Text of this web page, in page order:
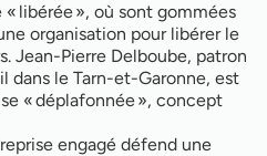
libérée », où sont gommées
organisation pour libérer le
Jean-Pierre Delboube, patron
dans le Tarn-et-Garonne, est
« déplafonnée », concept
engagé défend une